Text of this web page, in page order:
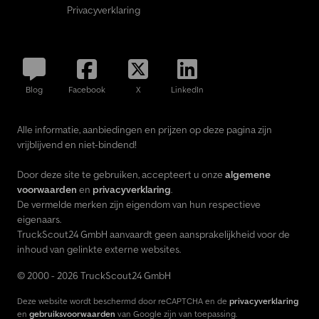
Privacyverklaring
Blog Facebook X LinkedIn
Alle informatie, aanbiedingen en prijzen op deze pagina zijn
vrijblijvend en niet-bindend!
Door deze site te gebruiken, accepteert u onze algemene
voorwaarden en privacyverklaring.
De vermelde merken zijn eigendom van hun respectieve
eigenaars.
TruckScout24 GmbH aanvaardt geen aansprakelijkheid voor de
inhoud van gelinkte externe websites.
© 2000 - 2026 TruckScout24 GmbH
Deze website wordt beschermd door reCAPTCHA en de privacyverklaring
en gebruiksvoorwaarden van Google zijn van toepassing.